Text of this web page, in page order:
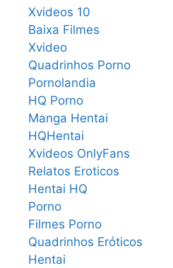
Xvideos 10
Baixa Filmes
Xvideo
Quadrinhos Porno
Pornolandia
HQ Porno
Manga Hentai
HQHentai
Xvideos OnlyFans
Relatos Eroticos
Hentai HQ
Porno
Filmes Porno
Quadrinhos Eróticos
Hentai